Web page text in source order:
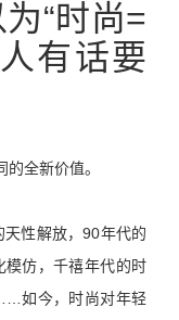
“时尚=
有话要
全新价值。
性解放，90年代的
模仿，千禧年代的时
如今，时尚对年轻